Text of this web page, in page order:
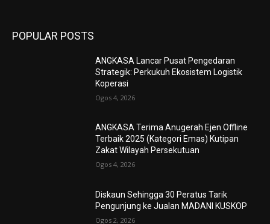
POPULAR POSTS
ANGKASA Lancar Pusat Pengedaran
Strategik: Perkukuh Ekosistem Logistik
Koperasi
Ogos 4, 2026
ANGKASA Terima Anugerah Ejen Offline
Terbaik 2025 (Kategori Emas) Kutipan
Zakat Wilayah Persekutuan
Ogos 4, 2026
Diskaun Sehingga 30 Peratus Tarik
Pengunjung ke Jualan MADANI KUSKOP
Ogos 2, 2026